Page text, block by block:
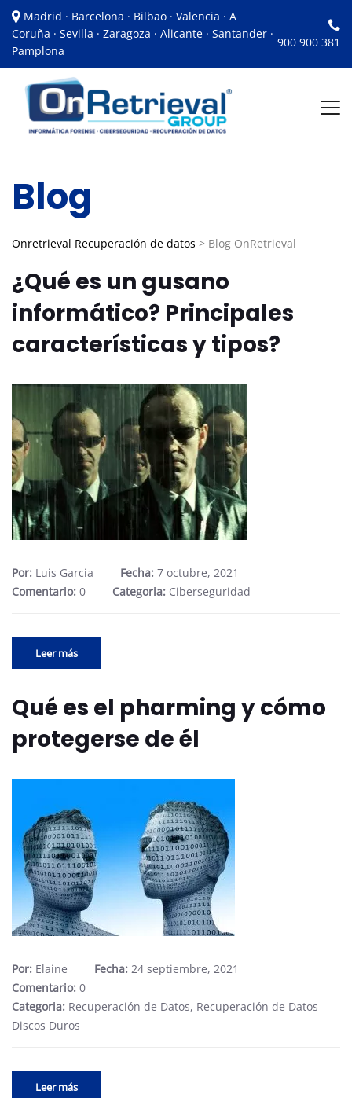
Madrid · Barcelona · Bilbao · Valencia · A
Coruña · Sevilla · Zaragoza · Alicante · Santander ·
Pamplona
900 900 381
Blog
Onretrieval Recuperación de datos > Blog OnRetrieval
¿Qué es un gusano
informático? Principales
características y tipos?
Por: Luis Garcia Fecha: 7 octubre, 2021
Comentario: 0 Categoria: Ciberseguridad
Leer más
Qué es el pharming y cómo
protegerse de él
Por: Elaine Fecha: 24 septiembre, 2021
Comentario: 0
Categoria: Recuperación de Datos, Recuperación de Datos
Discos Duros
Leer más